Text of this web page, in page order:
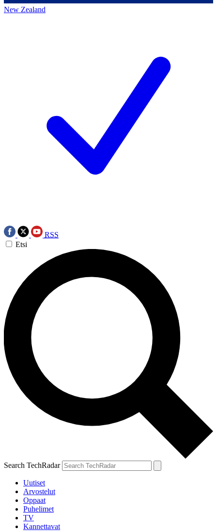
New Zealand
RSS
Etsi
Search TechRadar
Uutiset
Arvostelut
Oppaat
Puhelimet
TV
Kannettavat